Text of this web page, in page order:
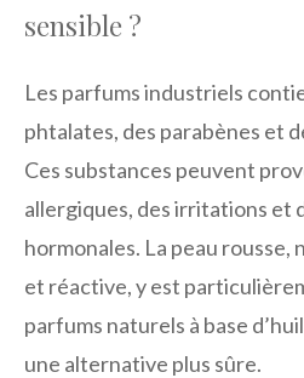
sensible ?
Les parfums industriels
phtalates, des parabènes et
Ces substances peuvent
allergiques, des irritations et
hormonales. La peau
et réactive, y est
parfums naturels à base
une alternative plus sûre.